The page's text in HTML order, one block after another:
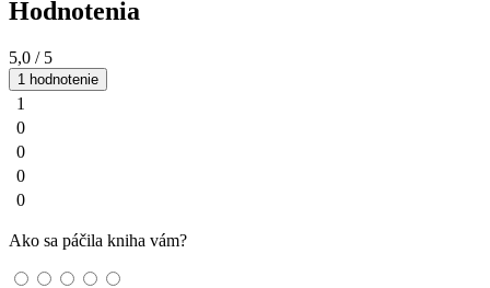
Hodnotenia
5,0 / 5
1 hodnotenie
1
0
0
0
0
Ako sa páčila kniha vám?